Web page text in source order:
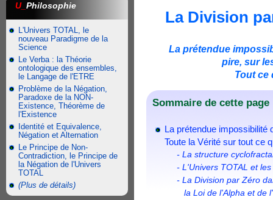
U_ Philosophie
L'Univers TOTAL, le
nouveau Paradigme de la
Science
Le Verba : la Théorie
ontologique des ensembles,
le Langage de l'ETRE
Problème de la Négation,
Paradoxe de la NON-
Existence, Théorème de
l'Existence
Identité et Equivalence,
Négation et Alternation
Le Principe de Non-
Contradiction, le Principe de
la Négation de l'Univers
TOTAL
(Plus de détails)
La Division
La prétendue
pire, sur
Tout ce
Sommaire de cette page
La prétendue impossibilité
Toute la Vérité sur tout ce
- La structure
- L'Univers TOTAL et
- La Division par Zéro
la Loi de l'Alpha et de